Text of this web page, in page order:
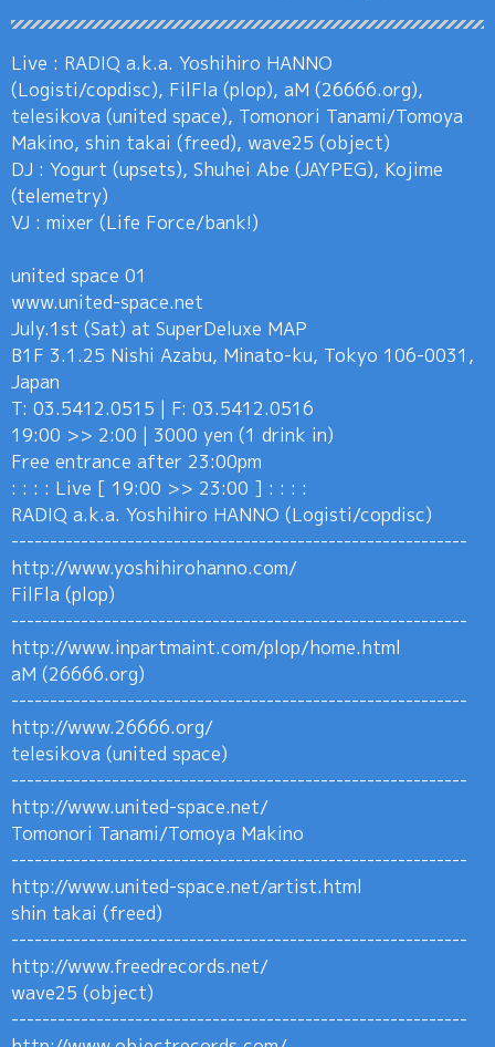
Live : RADIQ a.k.a. Yoshihiro HANNO
(Logisti/copdisc), FilFla (plop), aM (26666.org),
telesikova (united space), Tomonori Tanami/Tomoya
Makino, shin takai (freed), wave25 (object)
DJ : Yogurt (upsets), Shuhei Abe (JAYPEG), Kojime
(telemetry)
VJ : mixer (Life Force/bank!)
united space 01
www.united-space.net
July.1st (Sat) at SuperDeluxe MAP
B1F 3.1.25 Nishi Azabu, Minato-ku, Tokyo 106-0031,
Japan
T: 03.5412.0515 | F: 03.5412.0516
19:00 >> 2:00 | 3000 yen (1 drink in)
Free entrance after 23:00pm
: : : : Live [ 19:00 >> 23:00 ] : : : :
RADIQ a.k.a. Yoshihiro HANNO (Logisti/copdisc)
-----------------------------------------------------------
http://www.yoshihirohanno.com/
FilFla (plop)
-----------------------------------------------------------
http://www.inpartmaint.com/plop/home.html
aM (26666.org)
-----------------------------------------------------------
http://www.26666.org/
telesikova (united space)
-----------------------------------------------------------
http://www.united-space.net/
Tomonori Tanami/Tomoya Makino
-----------------------------------------------------------
http://www.united-space.net/artist.html
shin takai (freed)
-----------------------------------------------------------
http://www.freedrecords.net/
wave25 (object)
-----------------------------------------------------------